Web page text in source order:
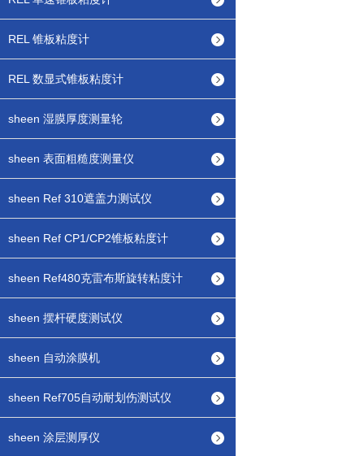
REL 锥板粘度计
REL 数显式锥板粘度计
sheen 湿膜厚度测量轮
sheen 表面粗糙度测量仪
sheen Ref 310遮盖力测试仪
sheen Ref CP1/CP2锥板粘度计
sheen Ref480克雷布斯旋转粘度计
sheen 摆杆硬度测试仪
sheen 自动涂膜机
sheen Ref705自动耐划伤测试仪
sheen 涂层测厚仪